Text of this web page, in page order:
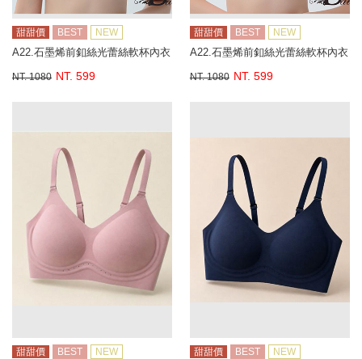
甜甜價 BEST NEW
A22.石墨烯前釦絲光蕾絲軟杯內衣
NT. 1080 NT. 599
甜甜價 BEST NEW
A22.石墨烯前釦絲光蕾絲軟杯內衣
NT. 1080 NT. 599
甜甜價 BEST NEW 甜甜價 BEST NEW